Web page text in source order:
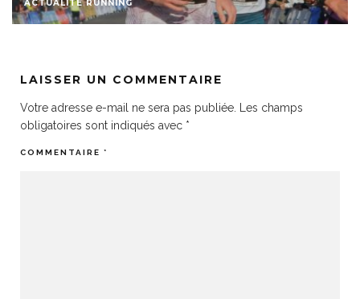
ACTUALITÉ RUNNING
LAISSER UN COMMENTAIRE
Votre adresse e-mail ne sera pas publiée.
Les champs
obligatoires sont indiqués avec *
COMMENTAIRE *